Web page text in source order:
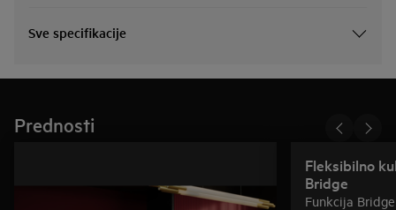
Sve specifikacije
Prednosti
Fleksibilno
Bridge
Funkcija